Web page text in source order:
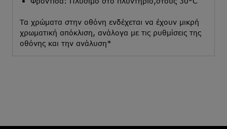
Τα χρώματα στην οθόνη ενδέχεται να έχουν μικρή
χρωματική απόκλιση, ανάλογα με τις ρυθμίσεις της
οθόνης και την ανάλυση*